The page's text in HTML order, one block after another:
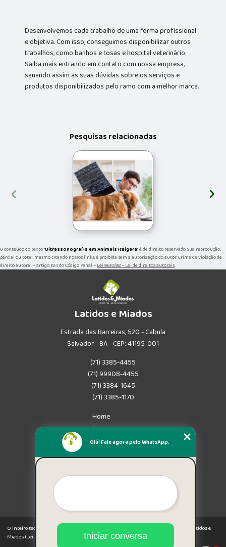
Desenvolvemos cada trabalho de uma forma profissional
e objetiva. Com isso, conseguimos disponibilizar outros
trabalhos, como banhos e tosas e hospital veterinário.
Saiba mais entrando em contato com nossa empresa,
sanando assim as suas dúvidas sobre os serviços e
produtos disponibilizados pelo ramo com a melhor marca.
Pesquisas relacionadas
‹ ›
O conteúdo do texto "Ultrassonografia em Animais Itaigara" é de direito reservado. Sua reprodução,
parcial ou total, mesmo citando nossos links, é proibida sem a autorização do autor. Crime de violação de
direito autoral – artigo 184 do Código Penal –Lei 9610/98 - Lei de direitos autorais.
Latidos e Miados
Estrada das Barreiras, 520 - Cabula
Salvador - BA - CEP: 41195-001
(71) 3385-4455
(71) 99908-4455
(71) 3384-1645
(71) 3385-1170
Home
Empresa
Missão
Mapa do site
O inteiro teor deste site está sujeito à proteção de direitos autorais. Copyright© Latidos e
Miados (Lei 9610 de 19/02/1998)
Olá! Fale agora pelo WhatsApp.
Iniciar conversa